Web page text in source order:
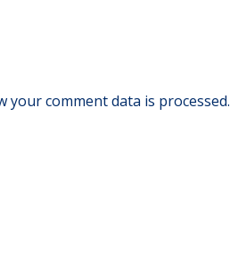
your comment data is processed.